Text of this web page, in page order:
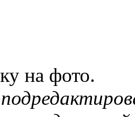
на фото.